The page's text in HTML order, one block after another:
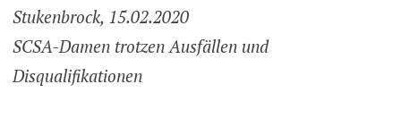
Stukenbrock, 15.02.2020
SCSA-Damen trotzen Ausfällen und
Disqualifikationen